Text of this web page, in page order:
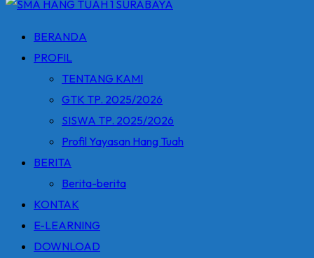
BERANDA
PROFIL
TENTANG KAMI
GTK TP. 2025/2026
SISWA TP. 2025/2026
Profil Yayasan Hang Tuah
BERITA
Berita-berita
KONTAK
E-LEARNING
DOWNLOAD